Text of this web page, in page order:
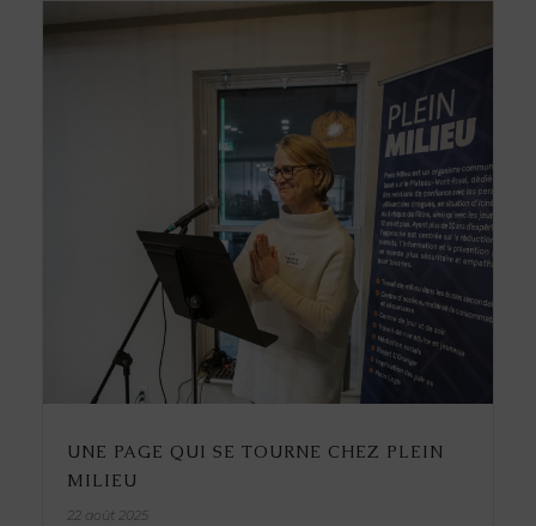
UNE PAGE QUI SE TOURNE CHEZ PLEIN
MILIEU
22 août 2025